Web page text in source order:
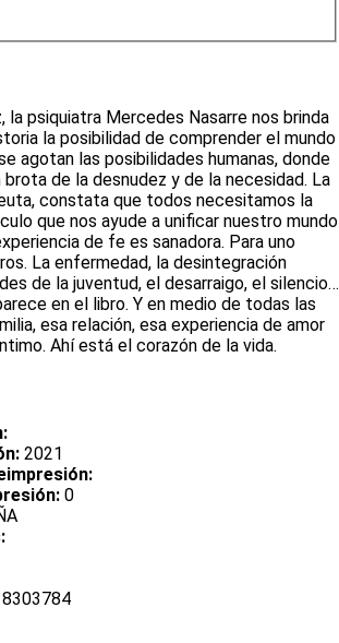
la psiquiatra Mercedes Nasarre nos brinda
la posibilidad de comprender el mundo
agotan las posibilidades humanas, donde
de la desnudez y de la necesidad. La
constata que todos necesitamos la
que nos ayude a unificar nuestro mundo
de fe es sanadora. Para uno
La enfermedad, la desintegración
de la juventud, el desarraigo, el silencio…
en el libro. Y en medio de todas las
esa relación, esa experiencia de amor
Ahí está el corazón de la vida.
2021
0